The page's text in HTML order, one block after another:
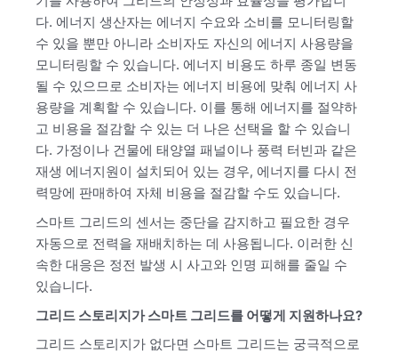
다. 에너지 생산자는 에너지 수요와 소비를 모니터링할
수 있을 뿐만 아니라 소비자도 자신의 에너지 사용량을
모니터링할 수 있습니다. 에너지 비용도 하루 종일 변동
될 수 있으므로 소비자는 에너지 비용에 맞춰 에너지 사
용량을 계획할 수 있습니다. 이를 통해 에너지를 절약하
고 비용을 절감할 수 있는 더 나은 선택을 할 수 있습니
다. 가정이나 건물에 태양열 패널이나 풍력 터빈과 같은
재생 에너지원이 설치되어 있는 경우, 에너지를 다시 전
력망에 판매하여 자체 비용을 절감할 수도 있습니다.
스마트 그리드의 센서는 중단을 감지하고 필요한 경우
자동으로 전력을 재배치하는 데 사용됩니다. 이러한 신
속한 대응은 정전 발생 시 사고와 인명 피해를 줄일 수
있습니다.
그리드 스토리지가 스마트 그리드를 어떻게 지원하나요?
그리드 스토리지가 없다면 스마트 그리드는 궁극적으로